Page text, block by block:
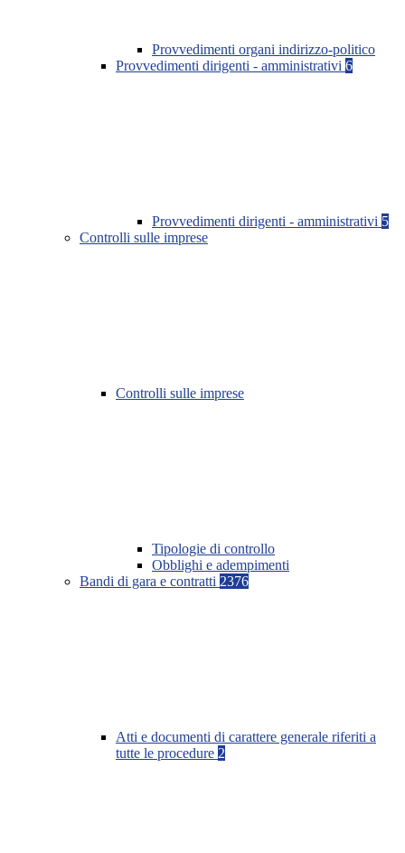
Provvedimenti organi indirizzo-politico
Provvedimenti dirigenti - amministrativi 6
Provvedimenti dirigenti - amministrativi 5
Controlli sulle imprese
Controlli sulle imprese
Tipologie di controllo
Obblighi e adempimenti
Bandi di gara e contratti 2376
Atti e documenti di carattere generale riferiti a
tutte le procedure 2